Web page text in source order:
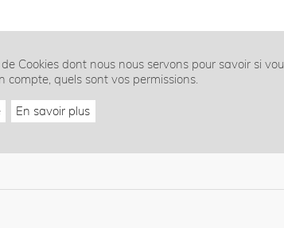
Cookies dont nous nous servons pour savoir si
compte, quels sont vos permissions.
En savoir plus